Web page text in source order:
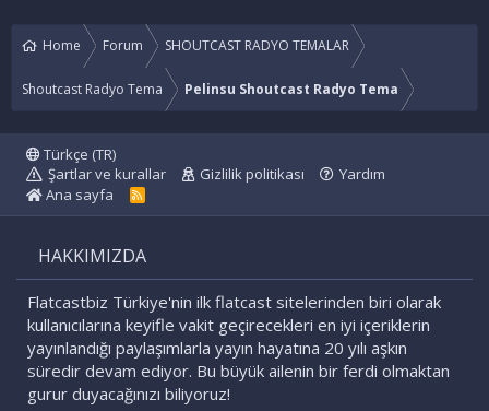
Home Forum SHOUTCAST RADYO TEMALAR
Shoutcast Radyo Tema Pelinsu Shoutcast Radyo Tema
Türkçe (TR)
Şartlar ve kurallar
Gizlilik politikası
Yardım
Ana sayfa
R
HAKKIMIZDA
Flatcastbiz Türkiye'nin ilk flatcast sitelerinden biri olarak
kullanıcılarına keyifle vakit geçirecekleri en iyi içeriklerin
yayınlandığı paylaşımlarla yayın hayatına 20 yılı aşkın
süredir devam ediyor. Bu büyük ailenin bir ferdi olmaktan
gurur duyacağınızı biliyoruz!